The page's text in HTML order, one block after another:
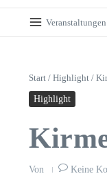
Start / Highlight /
Highlight
Von Keine